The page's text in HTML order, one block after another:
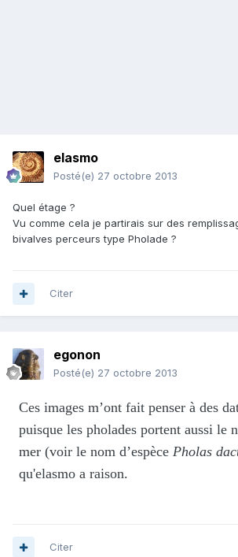
elasmo
Posté(e) 27 octobre 2013
Quel étage ?
Vu comme cela je partirais sur des
bivalves perceurs type Pholade ?
Citer
egonon
Posté(e) 27 octobre 2013
Ces images m’ont fait penser à des
puisque les pholades portent aussi le
mer (voir le nom d’espèce Pholas
qu'elasmo a raison.
Citer